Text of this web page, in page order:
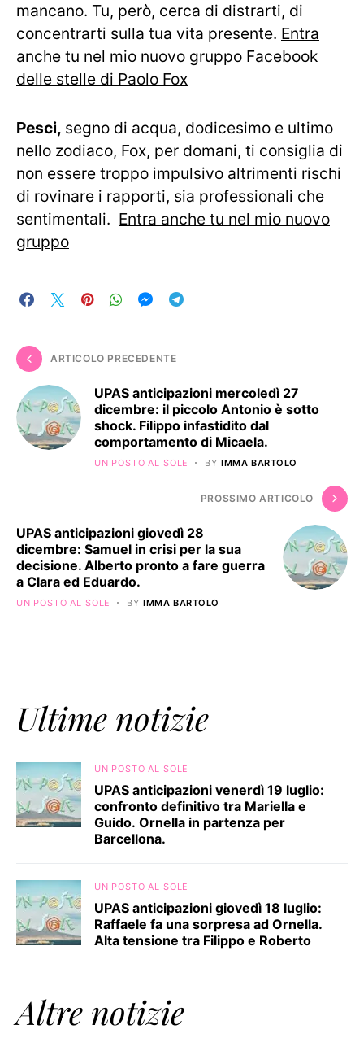
mancano. Tu, però, cerca di distrarti, di
concentrarti sulla tua vita presente. Entra
anche tu nel mio nuovo gruppo Facebook
delle stelle di Paolo Fox
Pesci, segno di acqua, dodicesimo e ultimo
nello zodiaco, Fox, per domani, ti consiglia di
non essere troppo impulsivo altrimenti rischi
di rovinare i rapporti, sia professionali che
sentimentali. Entra anche tu nel mio nuovo
gruppo
ARTICOLO PRECEDENTE
UPAS anticipazioni mercoledì 27
dicembre: il piccolo Antonio è sotto
shock. Filippo infastidito dal
comportamento di Micaela.
UN POSTO AL SOLE BY IMMA BARTOLO
PROSSIMO ARTICOLO
UPAS anticipazioni giovedì 28
dicembre: Samuel in crisi per la sua
decisione. Alberto pronto a fare guerra
a Clara ed Eduardo.
UN POSTO AL SOLE BY IMMA BARTOLO
Ultime notizie
UN POSTO AL SOLE
UPAS anticipazioni venerdì 19 luglio:
confronto definitivo tra Mariella e
Guido. Ornella in partenza per
Barcellona.
UN POSTO AL SOLE
UPAS anticipazioni giovedì 18 luglio:
Raffaele fa una sorpresa ad Ornella.
Alta tensione tra Filippo e Roberto
Altre notizie